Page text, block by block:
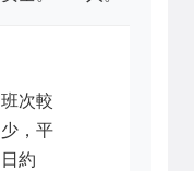
班次較
少，平
日約